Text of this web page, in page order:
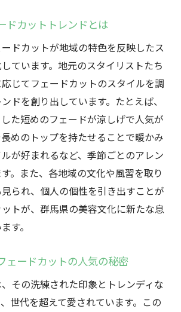
ドカットトレンドとは
ドカットが地域の特色を反映したス
ています。地元のスタイリストたち
じてフェードカットのスタイルを調
ドを創り出しています。たとえば、
た短めのフェードが涼しげで人気が
めのトップを持たせることで暖かみ
が好まれるなど、季節ごとのアレン
。また、各地域の文化や風習を取り
られ、個人の個性を引き出すことが
トが、群馬県の美容文化に新たな息
す。
ェードカットの人気の秘密
その洗練された印象とトレンディな
世代を超えて愛されています。この